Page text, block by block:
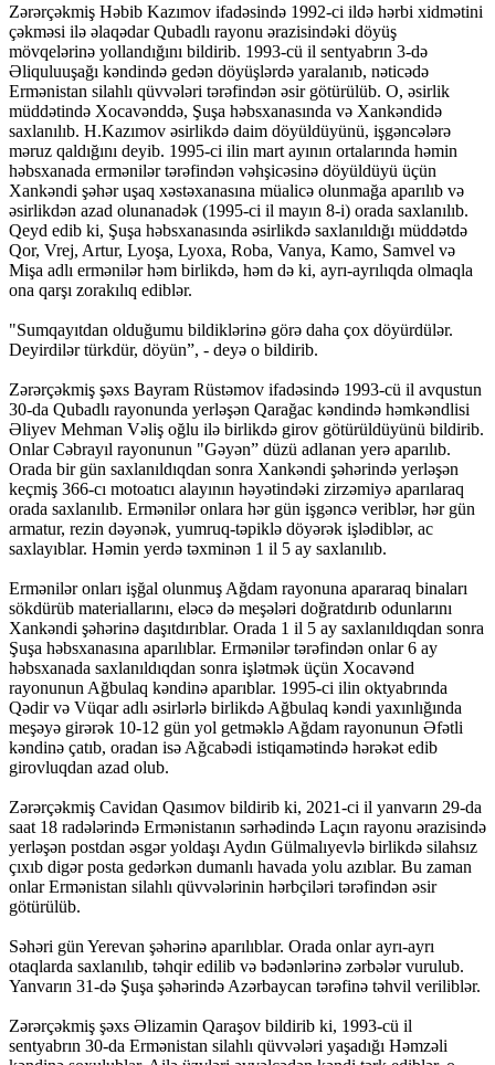
Zərərçəkmiş Həbib Kazımov ifadəsində 1992-ci ildə hərbi xidmətini
çəkməsi ilə əlaqədar Qubadlı rayonu ərazisindəki döyüş
mövqelərinə yollandığını bildirib. 1993-cü il sentyabrın 3-də
Əliquluuşağı kəndində gedən döyüşlərdə yaralanıb, nəticədə
Ermənistan silahlı qüvvələri tərəfindən əsir götürülüb. O, əsirlik
müddətində Xocavənddə, Şuşa həbsxanasında və Xankəndidə
saxlanılıb. H.Kazımov əsirlikdə daim döyüldüyünü, işgəncələrə
məruz qaldığını deyib. 1995-ci ilin mart ayının ortalarında həmin
həbsxanada ermənilər tərəfindən vəhşicəsinə döyüldüyü üçün
Xankəndi şəhər uşaq xəstəxanasına müalicə olunmağa aparılıb və
əsirlikdən azad olunanadək (1995-ci il mayın 8-i) orada saxlanılıb.
Qeyd edib ki, Şuşa həbsxanasında əsirlikdə saxlanıldığı müddətdə
Qor, Vrej, Artur, Lyoşa, Lyoxa, Roba, Vanya, Kamo, Samvel və
Mişa adlı ermənilər həm birlikdə, həm də ki, ayrı-ayrılıqda olmaqla
ona qarşı zorakılıq ediblər.
"Sumqayıtdan olduğumu bildiklərinə görə daha çox döyürdülər.
Deyirdilər türkdür, döyün”, - deyə o bildirib.
Zərərçəkmiş şəxs Bayram Rüstəmov ifadəsində 1993-cü il avqustun
30-da Qubadlı rayonunda yerləşən Qarağac kəndində həmkəndlisi
Əliyev Mehman Vəliş oğlu ilə birlikdə girov götürüldüyünü bildirib.
Onlar Cəbrayıl rayonunun "Gəyən” düzü adlanan yerə aparılıb.
Orada bir gün saxlanıldıqdan sonra Xankəndi şəhərində yerləşən
keçmiş 366-cı motoatıcı alayının həyətindəki zirzəmiyə aparılaraq
orada saxlanılıb. Ermənilər onlara hər gün işgəncə veriblər, hər gün
armatur, rezin dəyənək, yumruq-təpiklə döyərək işlədiblər, ac
saxlayıblar. Həmin yerdə təxminən 1 il 5 ay saxlanılıb.
Ermənilər onları işğal olunmuş Ağdam rayonuna apararaq binaları
sökdürüb materiallarını, eləcə də meşələri doğratdırıb odunlarını
Xankəndi şəhərinə daşıtdırıblar. Orada 1 il 5 ay saxlanıldıqdan sonra
Şuşa həbsxanasına aparılıblar. Ermənilər tərəfindən onlar 6 ay
həbsxanada saxlanıldıqdan sonra işlətmək üçün Xocavənd
rayonunun Ağbulaq kəndinə aparıblar. 1995-ci ilin oktyabrında
Qədir və Vüqar adlı əsirlərlə birlikdə Ağbulaq kəndi yaxınlığında
meşəyə girərək 10-12 gün yol getməklə Ağdam rayonunun Əfətli
kəndinə çatıb, oradan isə Ağcabədi istiqamətində hərəkət edib
girovluqdan azad olub.
Zərərçəkmiş Cavidan Qasımov bildirib ki, 2021-ci il yanvarın 29-da
saat 18 radələrində Ermənistanın sərhədində Laçın rayonu ərazisində
yerləşən postdan əsgər yoldaşı Aydın Gülmalıyevlə birlikdə silahsız
çıxıb digər posta gedərkən dumanlı havada yolu azıblar. Bu zaman
onlar Ermənistan silahlı qüvvələrinin hərbçiləri tərəfindən əsir
götürülüb.
Səhəri gün Yerevan şəhərinə aparılıblar. Orada onlar ayrı-ayrı
otaqlarda saxlanılıb, təhqir edilib və bədənlərinə zərbələr vurulub.
Yanvarın 31-də Şuşa şəhərində Azərbaycan tərəfinə təhvil veriliblər.
Zərərçəkmiş şəxs Əlizamin Qaraşov bildirib ki, 1993-cü il
sentyabrın 30-da Ermənistan silahlı qüvvələri yaşadığı Həmzəli